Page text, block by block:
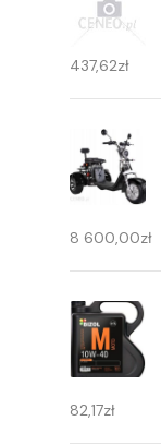
437,62zł
8 600,00zł
82,17zł